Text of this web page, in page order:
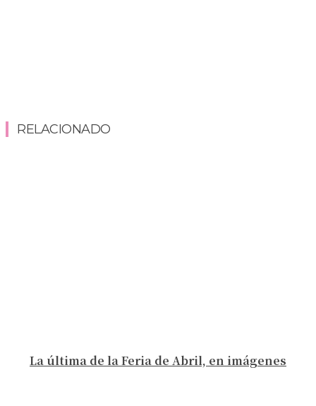
RELACIONADO
La última de la Feria de Abril, en imágenes